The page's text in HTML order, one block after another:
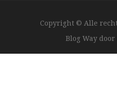
Copyright © Alle
Blog Way door